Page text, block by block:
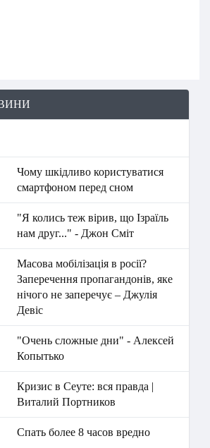
Чому шкідливо користуватися
смартфоном перед сном
"Я колись теж вірив, що Ізраїль
нам друг..." - Джон Сміт
Масова мобілізація в росії?
Заперечення пропагандонів, яке
нічого не заперечує – Джулія
Девіс
"Очень сложные дни" - Алексей
Копытько
Кризис в Сеуте: вся правда |
Виталий Портников
Спать более 8 часов вредно